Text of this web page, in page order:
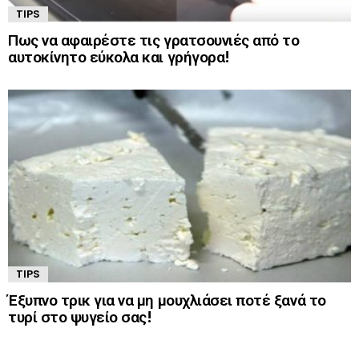
TIPS
Πως να αφαιρέστε τις γρατσουνιές από το
αυτοκίνητο εύκολα και γρήγορα!
TIPS
Έξυπνο τρικ για να μη μουχλιάσει ποτέ ξανά το
τυρί στο ψυγείο σας!